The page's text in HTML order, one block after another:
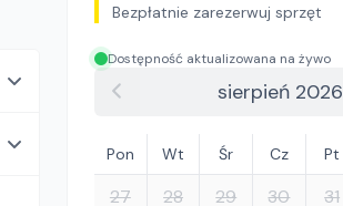
Bezpłatnie zarezerwuj sprzęt
Dostępność aktualizowana na żywo
sierpień 2026
Pon Wt Śr Cz Pt
27 28 29 30 31